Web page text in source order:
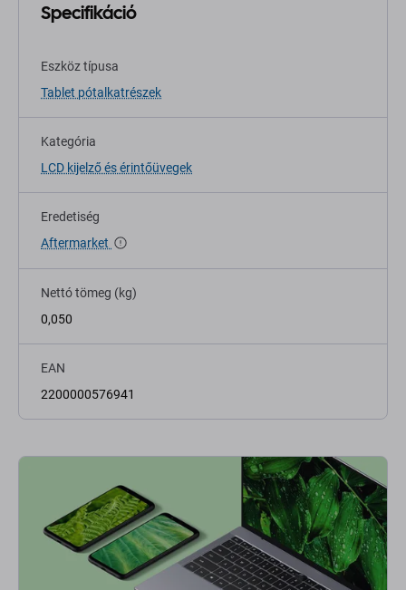
Specifikáció
Eszköz típusa
Tablet pótalkatrészek
Kategória
LCD kijelző és érintőüvegek
Eredetiség
Aftermarket
Nettó tömeg (kg)
0,050
EAN
2200000576941